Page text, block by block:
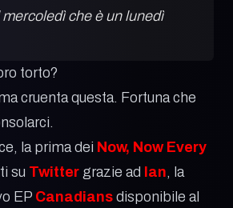
che è un lunedì
torto?
cruenta questa. Fortuna che
la prima dei Now, Now Every
su Twitter grazie ad Ian, la
EP Canadians disponibile al